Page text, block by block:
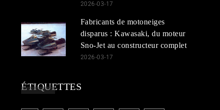
2026-03-17
Fabricants de motoneiges
disparus : Kawasaki, du moteur
Sno-Jet au constructeur complet
2026-03-17
ÉTIQUETTES